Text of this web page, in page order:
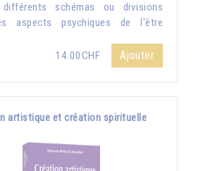
schémas ou divisions
aspects psychiques de l'être
14.00CHF
Ajouter
artistique et création spirituelle